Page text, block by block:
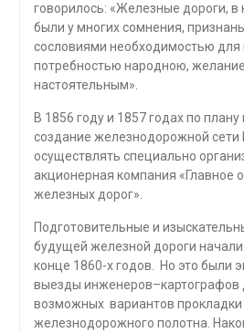
говорилось: «Железные дороги, в
были у многих сомнения,
сословиями необходимостью для
потребностью народною,
настоятельным».
В 1856 году и 1857 годах по плану
создание железнодорожной
осуществлять специально
акционерная компания «Главное
железных дорог».
Подготовительные и
будущей железной дороги
конце 1860-х годов. Но это были
выезды инженеров–картографов
возможных вариантов
железнодорожного полотна.